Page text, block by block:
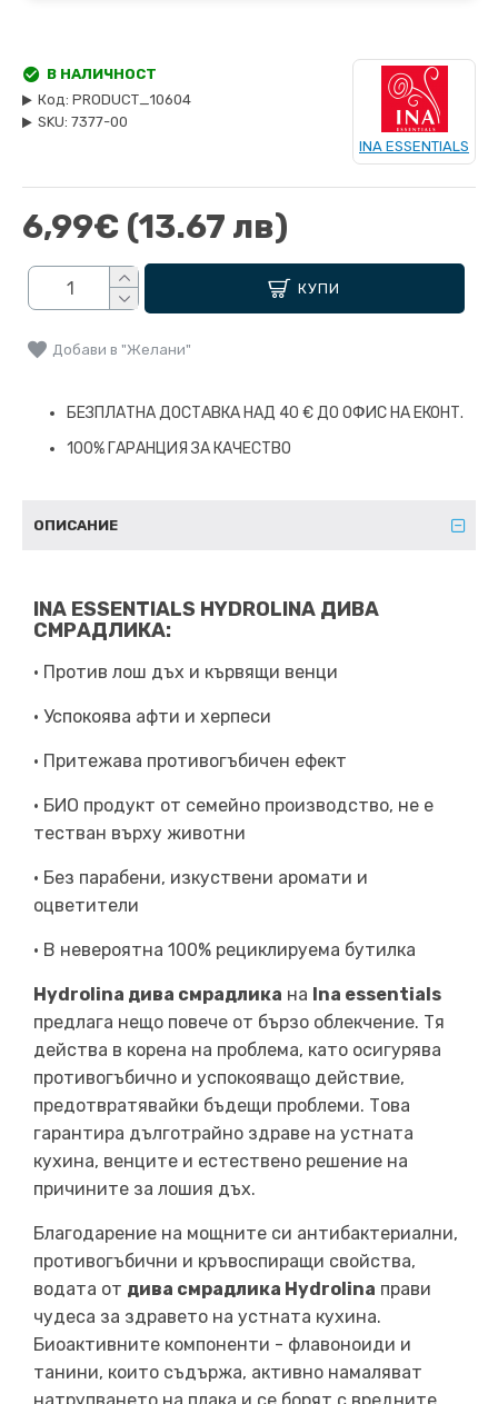
6,99€ (13.67 лв)
В НАЛИЧНОСТ
Код: PRODUCT_10604
SKU: 7377-00
INA ESSENTIALS
КУПИ
Добави в "Желани"
БЕЗПЛАТНА ДОСТАВКА НАД 40 € ДО ОФИС НА ЕКОНТ.
100% ГАРАНЦИЯ ЗА КАЧЕСТВО
ОПИСАНИЕ
INA ESSENTIALS HYDROLINA ДИВА
СМРАДЛИКА:
• Против лош дъх и кървящи венци
• Успокоява афти и херпеси
• Притежава противогъбичен ефект
• БИО продукт от семейно производство, не е
тестван върху животни
• Без парабени, изкуствени аромати и
оцветители
• В невероятна 100% рециклируема бутилка
Hydrolina дива смрадлика на Ina essentials
предлага нещо повече от бързо облекчение. Тя
действа в корена на проблема, като осигурява
противогъбично и успокояващо действие,
предотвратявайки бъдещи проблеми. Това
гарантира дълготрайно здраве на устната
кухина, венците и естествено решение на
причините за лошия дъх.
Благодарение на мощните си антибактериални,
противогъбични и кръвоспиращи свойства,
водата от дива смрадлика Hydrolina прави
чудеса за здравето на устната кухина.
Биоактивните компоненти - флавоноиди и
танини, които съдържа, активно намаляват